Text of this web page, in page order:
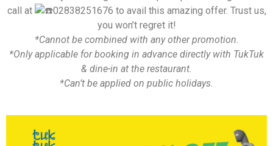
call at
02838251676 to avail this amazing offer. Trust us,
you won’t regret it!
*Cannot be combined with any other promotion.
*Only applicable for booking in advance directly with TukTuk
& dine-in at the restaurant.
*Can’t be applied on public holidays.